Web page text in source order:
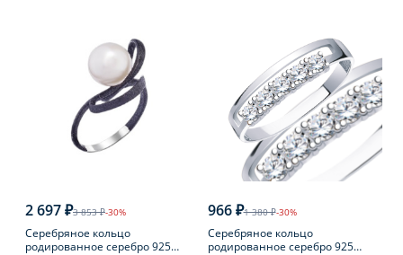
2 697 ₽3 853 ₽-30%
Серебряное кольцо
родированное серебро 925
966 ₽1 380 ₽-30%
Серебряное кольцо
родированное серебро 925